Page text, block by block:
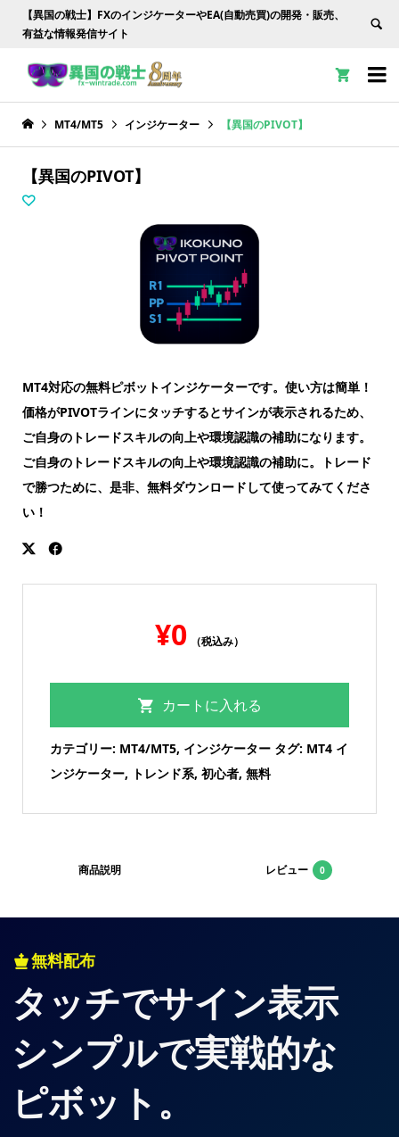
【異国の戦士】FXのインジケーターやEA(自動売買)の開発・販売、
有益な情報発信サイト


MT4/MT5 インジケーター 【異国のPIVOT】
【異国のPIVOT】
MT4対応の無料ピボットインジケーターです。使い方は簡単！
価格がPIVOTラインにタッチするとサインが表示されるため、
ご自身のトレードスキルの向上や環境認識の補助になります。
ご自身のトレードスキルの向上や環境認識の補助に。トレード
で勝つために、是非、無料ダウンロードして使ってみてくださ
い！
¥0 （税込み）
カートに入れる
カテゴリー: MT4/MT5, インジケーター タグ: MT4 イ
ンジケーター, トレンド系, 初心者, 無料
商品説明 レビュー 0
無料配布
タッチでサイン表示
シンプルで実戦的な
ピボット。